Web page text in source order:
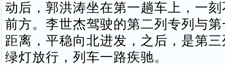
动后，郭洪涛坐在第一趟车上，一
前方。李世杰驾驶的第二列专列与
距离，平稳向北进发，之后，是第
绿灯放行，列车一路疾驰。